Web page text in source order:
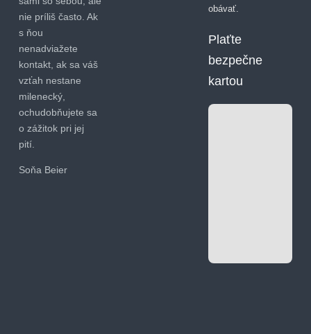
nie príliš často. Ak
s ňou
nenadviažete
kontakt, ak sa váš
vzťah nestane
milenecký,
ochudobňujete sa
o zážitok pri jej
pití.
Soňa Beier
obávať.
Plaťte
bezpečne
kartou